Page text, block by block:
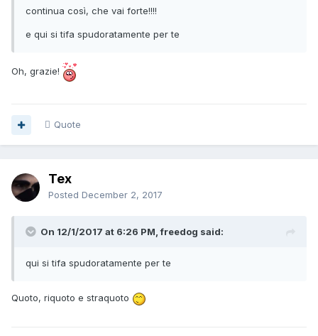
continua così, che vai forte!!!!
e qui si tifa spudoratamente per te
Oh, grazie!
Quote
Tex
Posted December 2, 2017
On 12/1/2017 at 6:26 PM, freedog said:
qui si tifa spudoratamente per te
Quoto, riquoto e straquoto